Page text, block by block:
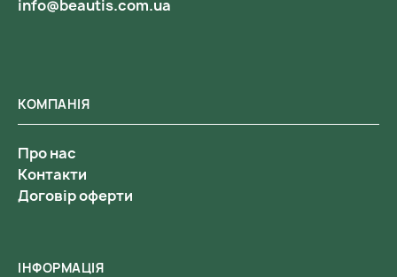
ІНФОРМАЦІЯ
КОМПАНІЯ
Про нас
Контакти
Договір оферти
info@beautis.com.ua